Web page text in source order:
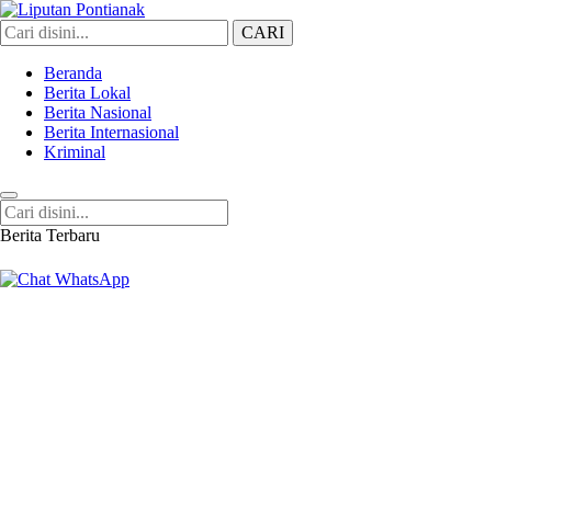
Liputan Pontianak
Berita Terkini dan TerUpdate
CARI
Beranda
Berita Lokal
Berita Nasional
Berita Internasional
Kriminal
Berita Terbaru